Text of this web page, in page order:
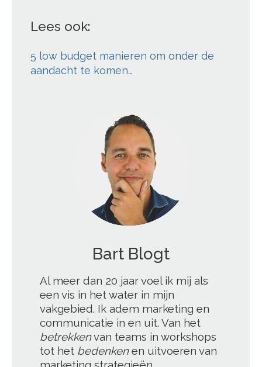
Lees ook:
5 low budget manieren om onder de
aandacht te komen…
Bart Blogt
Al meer dan 20 jaar voel ik mij als
een vis in het water in mijn
vakgebied. Ik adem marketing en
communicatie in en uit. Van het
betrekkenvan teams in workshops
tot het bedenkenen uitvoeren van